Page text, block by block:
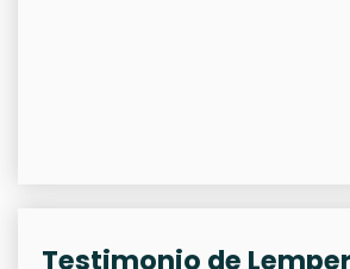
Testimonio de